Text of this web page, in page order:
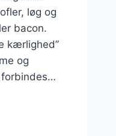
løg og
bacon.
kærlighed”
og